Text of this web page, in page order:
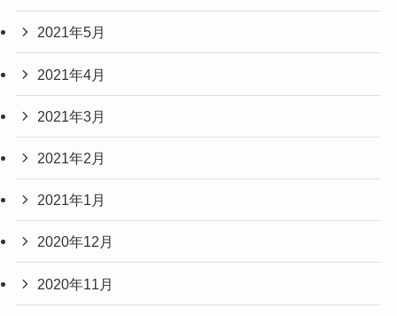
2021年5月
2021年4月
2021年3月
2021年2月
2021年1月
2020年12月
2020年11月